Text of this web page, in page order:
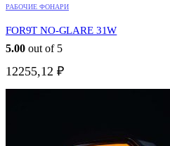
РАБОЧИЕ ФОНАРИ
FOR9T NO-GLARE 31W
5.00 out of 5
12255,12 ₽